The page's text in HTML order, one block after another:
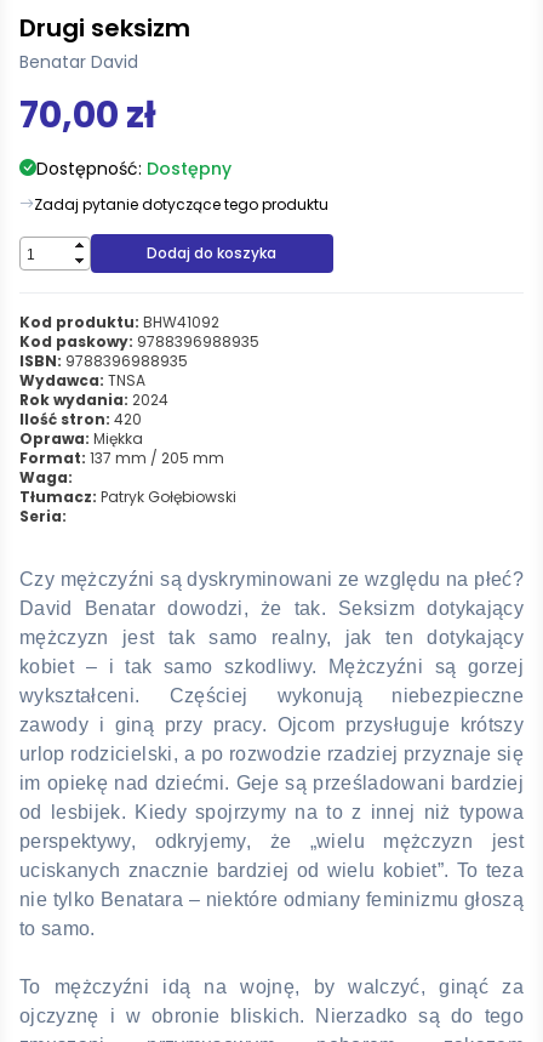
Drugi seksizm
Benatar David
70,00 zł
Dostępność: Dostępny
Zadaj pytanie dotyczące tego produktu
Dodaj do koszyka
Kod produktu: BHW41092
Kod paskowy: 9788396988935
ISBN: 9788396988935
Wydawca: TNSA
Rok wydania: 2024
Ilość stron: 420
Oprawa: Miękka
Format: 137 mm / 205 mm
Waga:
Tłumacz: Patryk Gołębiowski
Seria:
Czy mężczyźni są dyskryminowani ze względu na płeć?
David Benatar dowodzi, że tak. Seksizm dotykający
mężczyzn jest tak samo realny, jak ten dotykający
kobiet – i tak samo szkodliwy. Mężczyźni są gorzej
wykształceni. Częściej wykonują niebezpieczne
zawody i giną przy pracy. Ojcom przysługuje krótszy
urlop rodzicielski, a po rozwodzie rzadziej przyznaje się
im opiekę nad dziećmi. Geje są prześladowani bardziej
od lesbijek. Kiedy spojrzymy na to z innej niż typowa
perspektywy, odkryjemy, że „wielu mężczyzn jest
uciskanych znacznie bardziej od wielu kobiet”. To teza
nie tylko Benatara – niektóre odmiany feminizmu głoszą
to samo.
To mężczyźni idą na wojnę, by walczyć, ginąć za
ojczyznę i w obronie bliskich. Nierzadko są do tego